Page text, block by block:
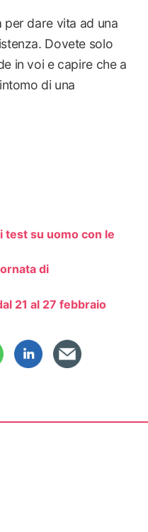
per dare vita ad una
Dovete solo
in voi e capire che a
di una
test su uomo con le
di
21 al 27 febbraio